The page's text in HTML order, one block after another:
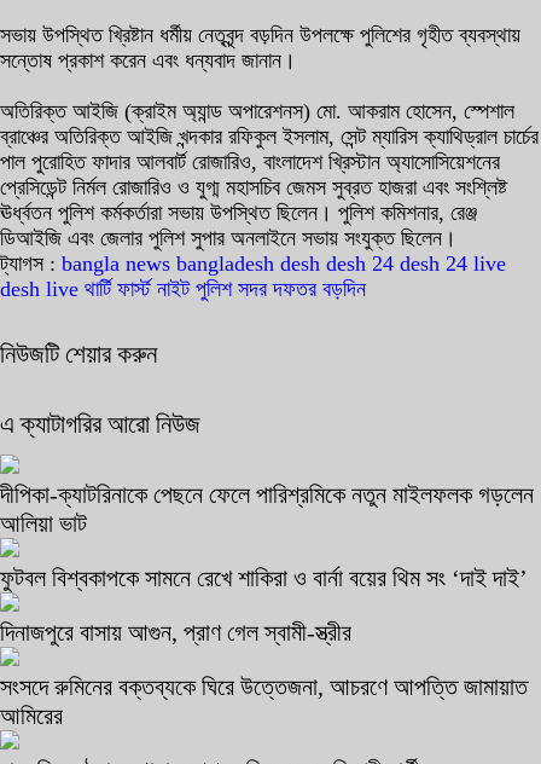
সভায় উপস্থিত খ্রিষ্টান ধর্মীয় নেতৃবৃন্দ বড়দিন উপলক্ষে পুলিশের গৃহীত ব্যবস্থায়
সন্তোষ প্রকাশ করেন এবং ধন্যবাদ জানান।
অতিরিক্ত আইজি (ক্রাইম অ্যান্ড অপারেশনস) মো. আকরাম হোসেন, স্পেশাল
ব্রাঞ্চের অতিরিক্ত আইজি খন্দকার রফিকুল ইসলাম, সেন্ট ম্যারিস ক্যাথিড্রাল চার্চের
পাল পুরোহিত ফাদার আলবার্ট রোজারিও, বাংলাদেশ খ্রিস্টান অ্যাসোসিয়েশনের
প্রেসিডেন্ট নির্মল রোজারিও ও যুগ্ম মহাসচিব জেমস সুব্রত হাজরা এবং সংশ্লিষ্ট
ঊর্ধ্বতন পুলিশ কর্মকর্তারা সভায় উপস্থিত ছিলেন। পুলিশ কমিশনার, রেঞ্জ
ডিআইজি এবং জেলার পুলিশ সুপার অনলাইনে সভায় সংযুক্ত ছিলেন।
ট্যাগস : bangla news bangladesh desh desh 24 desh 24 live
desh live থার্টি ফার্স্ট নাইট পুলিশ সদর দফতর বড়দিন
নিউজটি শেয়ার করুন
এ ক্যাটাগরির আরো নিউজ
দীপিকা-ক্যাটরিনাকে পেছনে ফেলে পারিশ্রমিকে নতুন মাইলফলক গড়লেন
আলিয়া ভাট
ফুটবল বিশ্বকাপকে সামনে রেখে শাকিরা ও বার্না বয়ের থিম সং ‘দাই দাই’
দিনাজপুরে বাসায় আগুন, প্রাণ গেল স্বামী-স্ত্রীর
সংসদে রুমিনের বক্তব্যকে ঘিরে উত্তেজনা, আচরণে আপত্তি জামায়াত
আমিরের